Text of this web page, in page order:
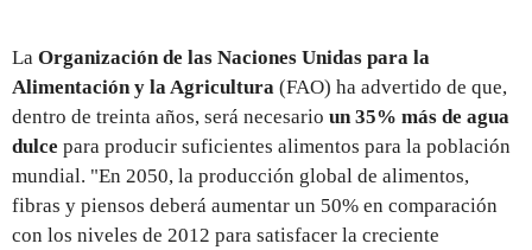
La Organización de las Naciones Unidas para la
Alimentación y la Agricultura (FAO) ha advertido de que,
dentro de treinta años, será necesario un 35% más de agua
dulce para producir suficientes alimentos para la población
mundial. "En 2050, la producción global de alimentos,
fibras y piensos deberá aumentar un 50% en comparación
con los niveles de 2012 para satisfacer la creciente